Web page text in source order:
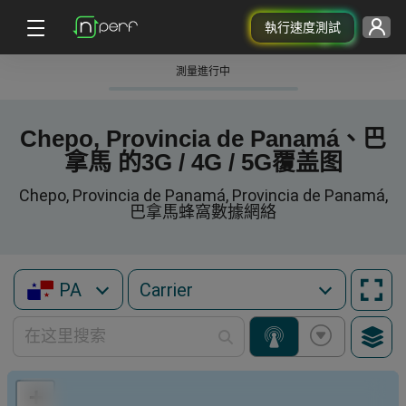
執行速度測試
測量進行中
Chepo, Provincia de Panamá、巴
拿馬 的3G / 4G / 5G覆盖图
Chepo, Provincia de Panamá, Provincia de Panamá,
巴拿馬蜂窩數據網絡
PA